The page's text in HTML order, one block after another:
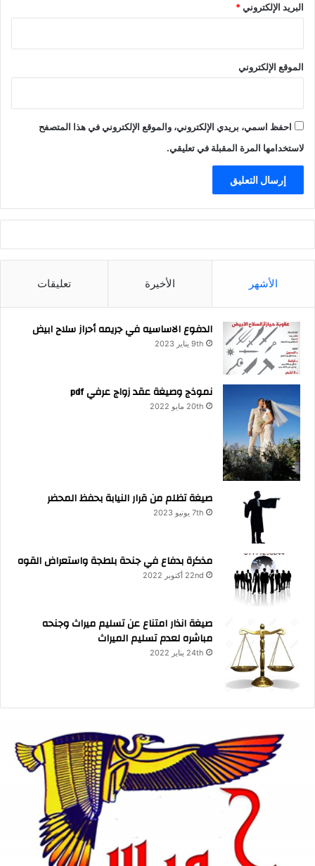
البريد الإلكتروني*
الموقع الإلكتروني
احفظ اسمي، بريدي الإلكتروني، والموقع الإلكتروني في هذا المتصفح
لاستخدامها المرة المقبلة في تعليقي.
الأشهر الأخيرة تعليقات
الدفوع الاساسيه في جريمه أحراز سلاح ابيض
9th يناير 2023
نموذج وصيغة عقد زواج عرفي pdf
20th مايو 2022
صيغة تظلم من قرار النيابة بحفظ المحضر
7th يونيو 2023
مذكرة بدفاع في جنحة بلطجة واستعراض القوه
22nd أكتوبر 2022
صيغة انذار امتناع عن تسليم ميراث وجنحه
مباشره لعدم تسليم الميراث
24th يناير 2022